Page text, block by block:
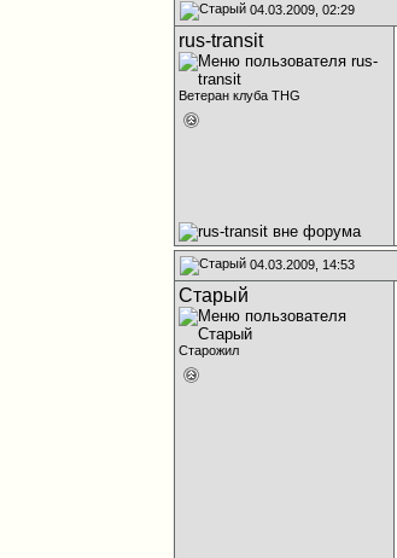
04.03.2009, 02:29
rus-transit
Ветеран клуба THG
04.03.2009, 14:53
Старый
Старожил